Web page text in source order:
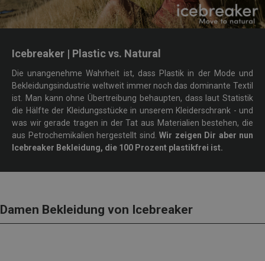
Icebreaker | Plastic vs. Natural
Die unangenehme Wahrheit ist, dass Plastik in der Mode und
Bekleidungsindustrie weltweit immer noch das dominante Textil
ist. Man kann ohne Übertreibung behaupten, dass laut Statistik
die Hälfte der Kleidungsstücke in unserem Kleiderschrank - und
was wir gerade tragen in der Tat aus Materialien bestehen, die
aus Petrochemikalien hergestellt sind. Wir zeigen Dir aber nun
Icebreaker Bekleidung, die 100 Prozent plastikfrei ist.
Damen Bekleidung von Icebreaker